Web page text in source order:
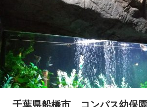
千葉県船橋市 コンパス幼保園